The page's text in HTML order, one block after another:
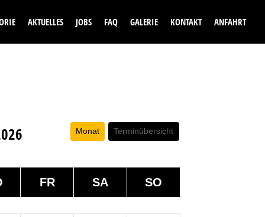
AKTUELLES JOBS FAQ GALERIE KONTAKT ANFAHRT
Monat Terminübersicht
FR SA SO